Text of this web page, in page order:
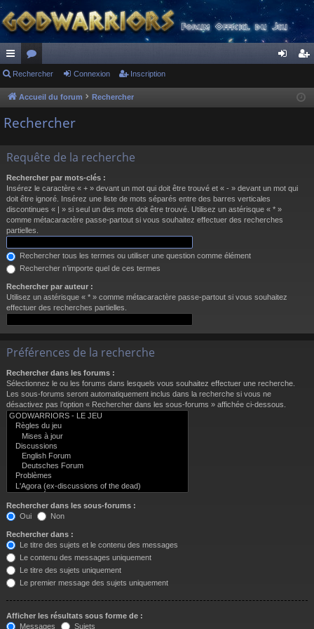
ac
co
ur
s
or
u
m
cri
Rechercher Connexion Inscription
Accueil du forum Rechercher
Rechercher
Requête de la recherche
Rechercher par mots-clés :
Insérez le caractère « + » devant un mot qui doit être trouvé et « - » devant un mot qui
doit être ignoré. Insérez une liste de mots séparés entre des barres verticales
discontinues « | » si seul un des mots doit être trouvé. Utilisez un astérisque « * »
comme métacaractère passe-partout si vous souhaitez effectuer des recherches
partielles.
Rechercher tous les termes ou utiliser une question comme élément
Rechercher n’importe quel de ces termes
Rechercher par auteur :
Utilisez un astérisque « * » comme métacaractère passe-partout si vous souhaitez
effectuer des recherches partielles.
Préférences de la recherche
Rechercher dans les forums :
Sélectionnez le ou les forums dans lesquels vous souhaitez effectuer une recherche.
Les sous-forums seront automatiquement inclus dans la recherche si vous ne
désactivez pas l’option « Rechercher dans les sous-forums » affichée ci-dessous.
Rechercher dans les sous-forums :
Oui
Non
Rechercher dans :
Le titre des sujets et le contenu des messages
Le contenu des messages uniquement
Le titre des sujets uniquement
Le premier message des sujets uniquement
Afficher les résultats sous forme de :
Messages
Sujets